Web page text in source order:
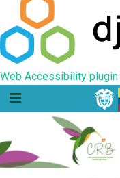
Web Accessibility plugin